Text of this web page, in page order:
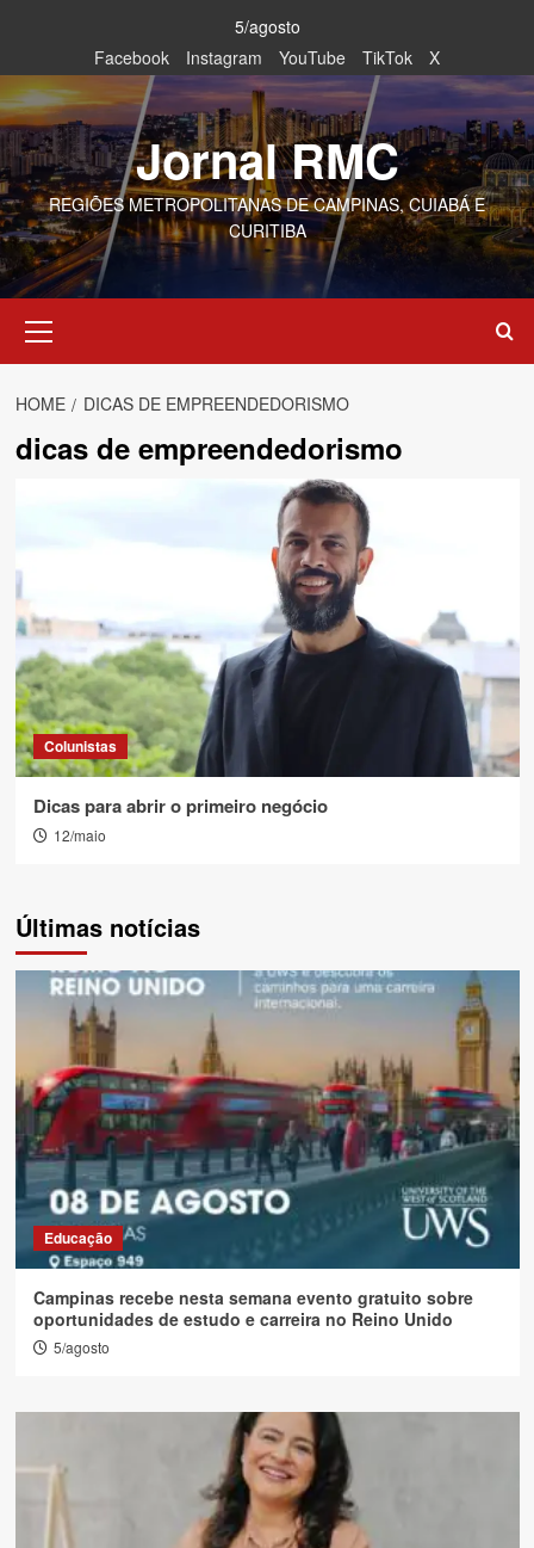
content
5/agosto
Facebook
Instagram YouTube TikTok X
Jornal RMC
REGIÕES METROPOLITANAS DE CAMPINAS, CUIABÁ E
CURITIBA
Menu
HOME DICAS DE EMPREENDEDORISMO
dicas de empreendedorismo
Colunistas
Dicas para abrir o primeiro negócio
12/maio
Últimas notícias
Educação
Campinas recebe nesta semana evento gratuito sobre
oportunidades de estudo e carreira no Reino Unido
5/agosto